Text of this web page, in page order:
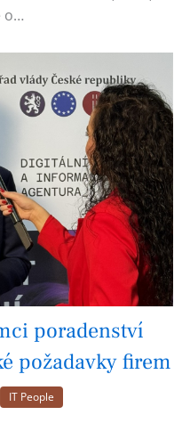
o…
poradenství
požadavky firem
IT People